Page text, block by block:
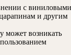
с виниловыми
и другим
может возникать